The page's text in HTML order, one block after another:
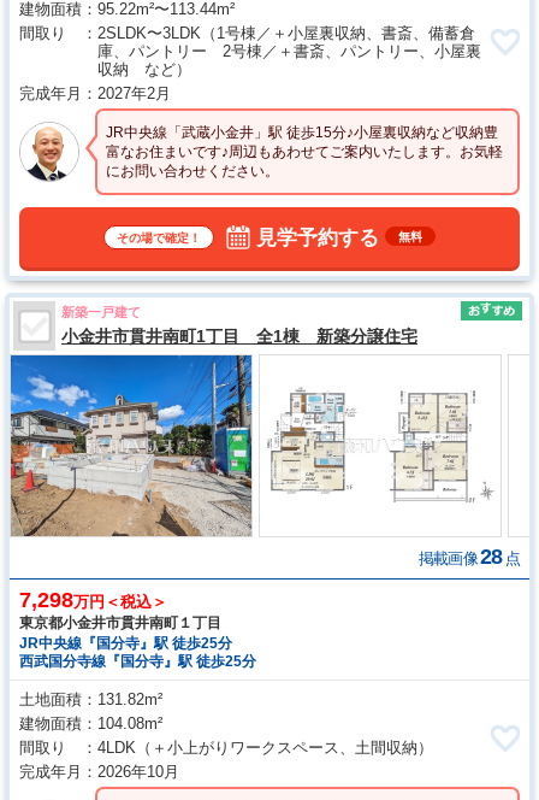
建物面積
95.22m²〜113.44m²
間取り
2SLDK〜3LDK （1号棟／＋小屋裏収納、書斎、備蓄倉
庫、パントリー 2号棟／＋書斎、パントリー、小屋裏
収納 など）
完成年月
2027年2月
JR中央線「武蔵小金井」駅 徒歩15分♪小屋裏収納など収納豊
富なお住まいです♪周辺もあわせてご案内いたします。お気軽
にお問い合わせください。
その場で確定！ 見学予約する 無料
新築一戸建て
小金井市貫井南町1丁目 全1棟 新築分譲住宅
掲載画像28 点
7,298万円＜税込＞
東京都小金井市貫井南町１丁目
JR中央線『国分寺』駅 徒歩25分
西武国分寺線『国分寺』駅 徒歩25分
土地面積
131.82m²
建物面積
104.08m²
間取り
4LDK （＋小上がりワークスペース、土間収納）
完成年月
2026年10月